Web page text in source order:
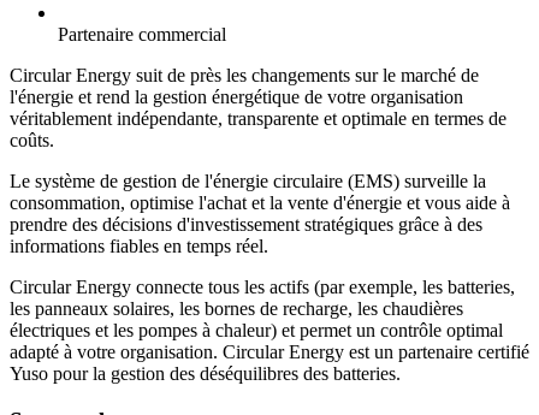
Partenaire commercial
Circular Energy suit de près les changements sur le marché de
l'énergie et rend la gestion énergétique de votre organisation
véritablement indépendante, transparente et optimale en termes de
coûts.
Le système de gestion de l'énergie circulaire (EMS) surveille la
consommation, optimise l'achat et la vente d'énergie et vous aide à
prendre des décisions d'investissement stratégiques grâce à des
informations fiables en temps réel.
Circular Energy connecte tous les actifs (par exemple, les batteries,
les panneaux solaires, les bornes de recharge, les chaudières
électriques et les pompes à chaleur) et permet un contrôle optimal
adapté à votre organisation. Circular Energy est un partenaire certifié
Yuso pour la gestion des déséquilibres des batteries.